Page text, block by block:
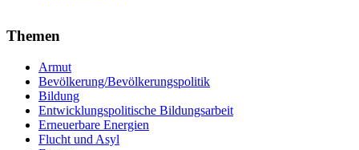
Themen
Armut
Bevölkerung/Bevölkerungspolitik
Bildung
Entwicklungspolitische Bildungsarbeit
Erneuerbare Energien
Flucht und Asyl